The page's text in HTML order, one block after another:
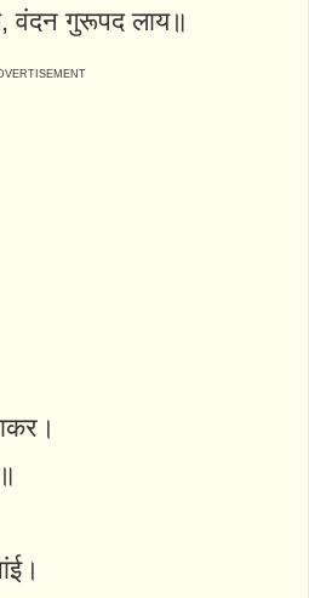
वंदन गुरूपद लाय॥